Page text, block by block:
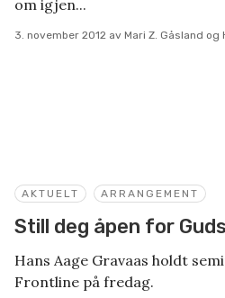
om igjen...
3. november 2012 av Mari Z. Gåsland og
AKTUELT ARRANGEMENT
Still deg åpen for
Hans Aage Gravaas holdt
Frontline på fredag.